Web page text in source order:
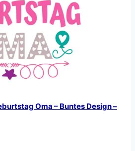
Oma – Buntes Design –